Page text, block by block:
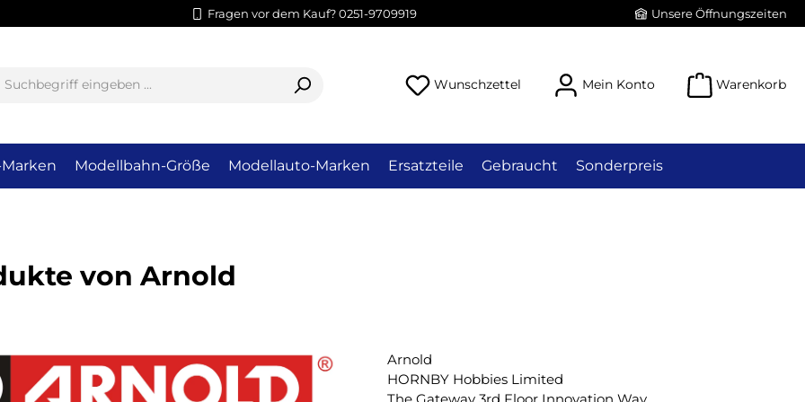
Fragen vor dem Kauf? 0251-9709919 Unsere Öffnungszeiten
Wunschzettel Du hast 0 Produkte auf dem Merkzettel
Mein Konto Warenkorb
Modellbahn-Größe Modellauto-Marken Ersatzteile Gebraucht Sonderpreis
von Arnold
Arnold
HORNBY Hobbies Limited